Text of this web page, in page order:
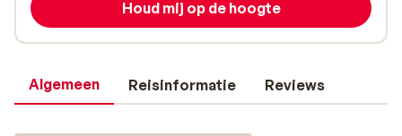
Algemeen Reisinformatie Reviews
Houd mij op de hoogte